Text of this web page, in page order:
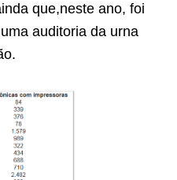
que,neste ano, foi
auditoria da urna